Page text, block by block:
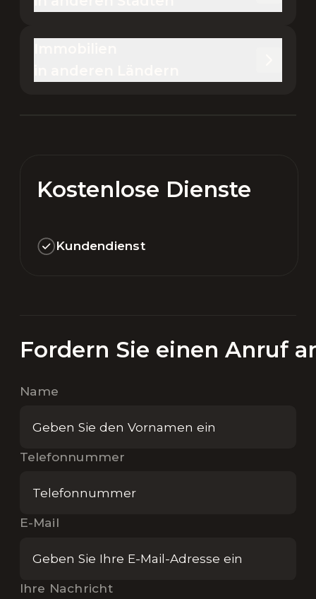
Kostenlose Dienste
Kundendienst
Fordern Sie einen Anruf
Name
Telefonnummer
E-Mail
Ihre Nachricht